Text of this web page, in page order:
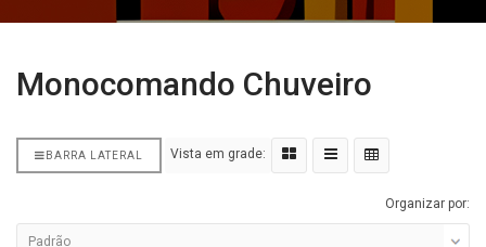
Monocomando Chuveiro
BARRA LATERAL Vista em grade:
Organizar por: